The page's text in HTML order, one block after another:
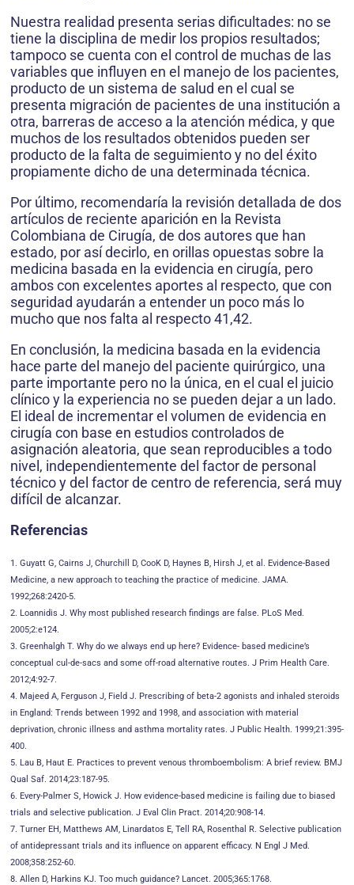
Nuestra realidad presenta serias dificultades: no se
tiene la disciplina de medir los propios resultados;
tampoco se cuenta con el control de muchas de las
variables que influyen en el manejo de los pacientes,
producto de un sistema de salud en el cual se
presenta migración de pacientes de una institución a
otra, barreras de acceso a la atención médica, y que
muchos de los resultados obtenidos pueden ser
producto de la falta de seguimiento y no del éxito
propiamente dicho de una determinada técnica.
Por último, recomendaría la revisión detallada de dos
artículos de reciente aparición en la Revista
Colombiana de Cirugía, de dos autores que han
estado, por así de­cirlo, en orillas opuestas sobre la
medicina basada en la evidencia en cirugía, pero
ambos con excelentes aportes al respecto, que con
seguridad ayudarán a entender un poco más lo
mucho que nos falta al respecto 41,42.
En conclusión, la medicina basada en la evidencia
hace parte del manejo del paciente quirúrgico, una
parte importante pero no la única, en el cual el juicio
clínico y la experiencia no se pueden dejar a un lado.
El ideal de incrementar el volumen de evidencia en
cirugía con base en estudios controlados de
asignación aleatoria, que sean reproducibles a todo
nivel, independientemente del factor de personal
técnico y del factor de centro de referencia, será muy
difícil de alcanzar.
Referencias
1. Guyatt G, Cairns J, Churchill D, CooK D, Haynes B, Hirsh J, et al. Evidence-Based
Medicine, a new approach to teaching the practice of medicine. JAMA.
1992;268:2420-5.
2. Loannidis J. Why most published research findings are false. PLoS Med.
2005;2:e124.
3. Greenhalgh T. Why do we always end up here? Evidence- based medicine’s
conceptual cul-de-sacs and some off-road alternative routes. J Prim Health Care.
2012;4:92-7.
4. Majeed A, Ferguson J, Field J. Prescribing of beta-2 agonists and inhaled steroids
in England: Trends between 1992 and 1998, and association with material
deprivation, chronic illness and asthma mortality rates. J Public Health. 1999;21:395-
400.
5. Lau B, Haut E. Practices to prevent venous thromboembolism: A brief review. BMJ
Qual Saf. 2014;23:187-95.
6. Every-Palmer S, Howick J. How evidence-based medicine is failing due to biased
trials and selective publication. J Eval Clin Pract. 2014;20:908-14.
7. Turner EH, Matthews AM, Linardatos E, Tell RA, Rosenthal R. Selective publication
of antidepressant trials and its influence on apparent efficacy. N Engl J Med.
2008;358:252-60.
8. Allen D, Harkins KJ. Too much guidance? Lancet. 2005;365:1768.